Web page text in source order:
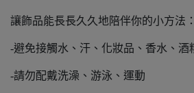
讓飾品能長長久久地陪伴你的小方法：
-避免接觸水、汗、化妝品、香水、酒
-請勿配戴洗澡、游泳、運動